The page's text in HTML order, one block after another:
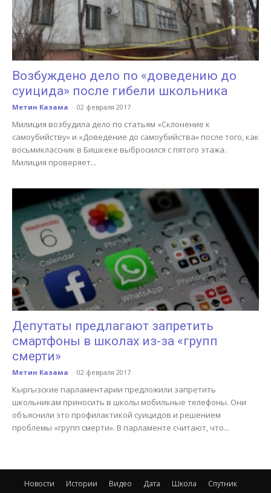
Возбуждено дело по «доведению до
суицида» после гибели школьника
Метин Казама - 02 февраля 2017
Милиция возбудила дело по статьям «Склонение к
самоубийству» и «Доведение до самоубийства» после того, как
восьмиклассник в Бишкеке выбросился с пятого этажа.
Милиция проверяет...
Депутаты предлагают запретить
смартфоны в школах из-за «групп
смерти»
Метин Казама - 02 февраля 2017
Кыргызские парламентарии предложили запретить
школьникам приносить в школы мобильные телефоны. Они
объяснили это профилактикой суицидов и решением
проблемы «групп смерти». В парламенте считают, что...
Новости Истории Видео Дата Школа
Спутник